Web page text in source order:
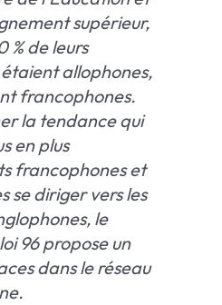
supérieur,
% de leurs
allophones,
francophones.
la tendance qui
en plus
francophones et
se diriger vers les
le
96 propose un
dans le réseau